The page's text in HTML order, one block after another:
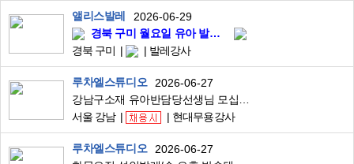
앨리스발레
2026-06-29
경북 구미 월요일 유아 발레 강사 모집(전사매출1위센터)
경북 구미
발레강사
루차엘스튜디오
2026-06-27
서울 강남
현대무용강사
루차엘스튜디오
2026-06-27